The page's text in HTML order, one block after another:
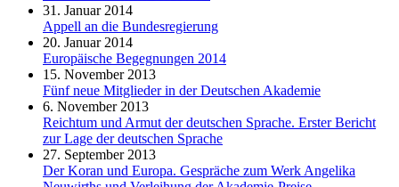
31. Januar 2014
Appell an die Bundesregierung
20. Januar 2014
Europäische Begegnungen 2014
15. November 2013
Fünf neue Mitglieder in der Deutschen Akademie
6. November 2013
Reichtum und Armut der deutschen Sprache. Erster Bericht
zur Lage der deutschen Sprache
27. September 2013
Der Koran und Europa. Gespräche zum Werk Angelika